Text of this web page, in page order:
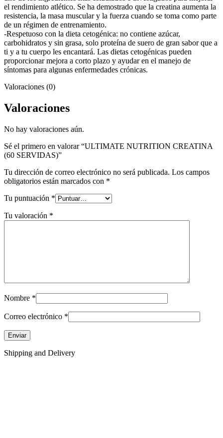
el rendimiento atlético. Se ha demostrado que la creatina aumenta la
resistencia, la masa muscular y la fuerza cuando se toma como parte
de un régimen de entrenamiento.
-Respetuoso con la dieta cetogénica: no contiene azúcar,
carbohidratos y sin grasa, solo proteína de suero de gran sabor que a
ti y a tu cuerpo les encantará. Las dietas cetogénicas pueden
proporcionar mejora a corto plazo y ayudar en el manejo de
síntomas para algunas enfermedades crónicas.
Valoraciones (0)
Valoraciones
No hay valoraciones aún.
Sé el primero en valorar “ULTIMATE NUTRITION CREATINA
(60 SERVIDAS)”
Tu dirección de correo electrónico no será publicada. Los campos
obligatorios están marcados con *
Tu puntuación *
Tu valoración *
Nombre *
Correo electrónico *
Shipping and Delivery